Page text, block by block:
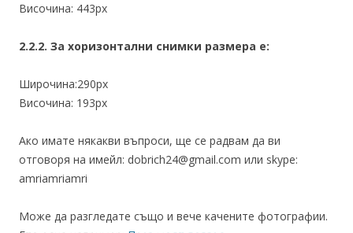
Височина: 443px
2.2.2. За хоризонтални снимки размера е:
Широчина:290px
Височина: 193px
Ако имате някакви въпроси, ще се радвам да ви
отговоря на имейл: dobrich24@gmail.com или skype:
amriamriamri
Може да разгледате също и вече качените фотографии.